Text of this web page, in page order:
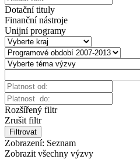
Dotační tituly
Finanční nástroje
Unijní programy
Rozšířený filtr
Zrušit filtr
Filtrovat
Zobrazení: Seznam
Zobrazit všechny výzvy